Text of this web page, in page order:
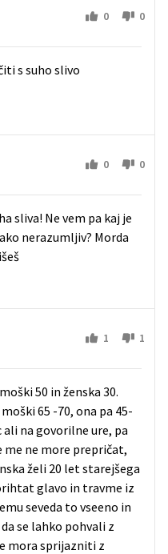
0 0
s suho slivo
0 0
sliva! Ne vem pa kaj je
nerazumljiv? Morda
1 1
50 in ženska 30.
65 -70, ona pa 45-
na govorilne ure, pa
me ne more prepričat,
želi 20 let starejšega
glavo in travme iz
seveda to vseeno in
se lahko pohvali z
mora sprijazniti z